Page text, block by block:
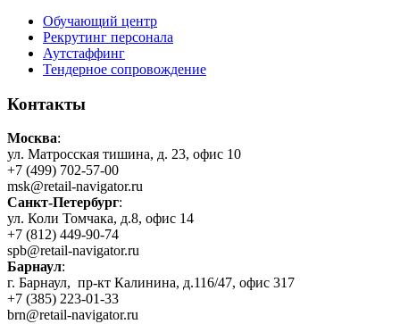
Обучающий центр
Рекрутинг персонала
Аутстаффинг
Тендерное сопровождение
Контакты
Москва:
ул. Матросская тишина, д. 23, офис 10
+7 (499) 702-57-00
msk@retail-navigator.ru
Санкт-Петербург:
ул. Коли Томчака, д.8, офис 14
+7 (812) 449-90-74
spb@retail-navigator.ru
Барнаул:
г. Барнаул, пр-кт Калинина, д.116/47, офис 317
+7 (385) 223-01-33
brn@retail-navigator.ru